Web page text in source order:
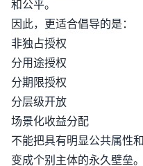
和公平。
因此，更适合倡导的是：
非独占授权
分用途授权
分期限授权
分层级开放
场景化收益分配
不能把具有明显公共属性
变成个别主体的永久壁垒。